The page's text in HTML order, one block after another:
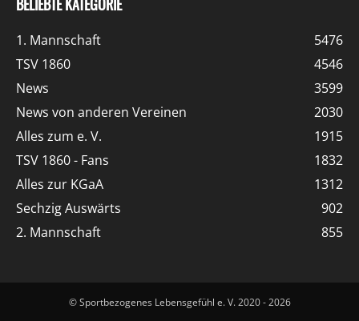
BELIEBTE KATEGORIE
1. Mannschaft
5476
TSV 1860
4546
News
3599
News von anderen Vereinen
2030
Alles zum e. V.
1915
TSV 1860 - Fans
1832
Alles zur KGaA
1312
Sechzig Auswärts
902
2. Mannschaft
855
© Sportbezogenes Lebensgefühl e. V. 2020 - 2026